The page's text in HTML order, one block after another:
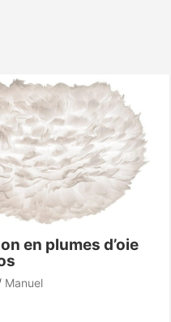
en plumes d’oie
Manuel